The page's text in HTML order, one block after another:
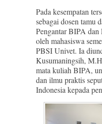
Pada kesempatan
sebagai dosen tamu
Pengantar BIPA
oleh mahasiswa
PBSI Univet. Ia
Kusumaningsih,
mata kuliah BIPA,
dan ilmu praktis
Indonesia kepada